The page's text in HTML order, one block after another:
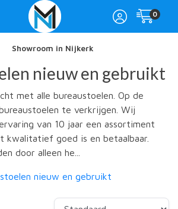
0
Showroom in Nijkerk
nieuw en gebruikt
met alle bureaustoelen. Op de
te verkrijgen. Wij
van 10 jaar een assortiment
kwalitatief goed is en betaalbaar.
door alleen he...
nieuw en gebruikt